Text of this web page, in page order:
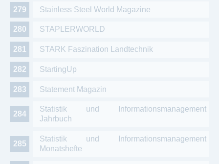
Stainless Steel World Magazine
STAPLERWORLD
STARK Faszination Landtechnik
StartingUp
Statement Magazin
Statistik und Informationsmanagement
Jahrbuch
Statistik und Informationsmanagement
Monatshefte